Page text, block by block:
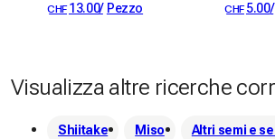
CHF 13.00/ Pezzo CHF 5.00/
Visualizza altre ricerche
Shiitake Miso Altri semi e